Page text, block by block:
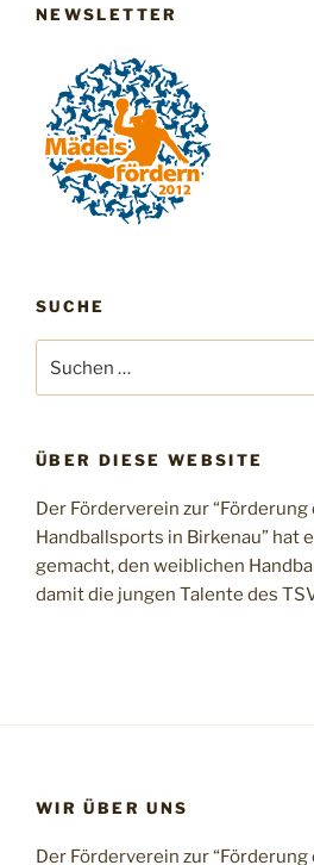
NEWSLETTER
SUCHE
nach:
ÜBER DIESE WEBSITE
Der Förderverein zur
Handballsports in Birkenau” hat
gemacht, den weiblichen
damit die jungen Talente des
WIR ÜBER UNS
Der Förderverein zur